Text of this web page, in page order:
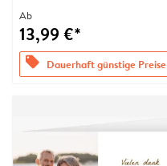
Ab
13,99 €*
offers Dauerhaft günstige Preise